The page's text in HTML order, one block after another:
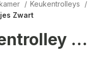
Keukentrolleys
Zwart
Downey Keukentrolley op wieltjes Zwart